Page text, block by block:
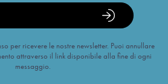
per ricevere le nostre newsletter. Puoi annullare
attraverso il link disponibile alla fine di ogni
messaggio.